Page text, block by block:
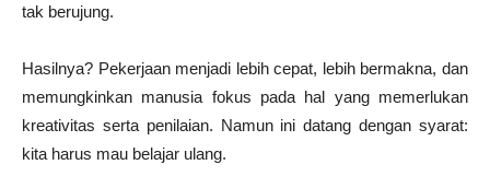
tak berujung.
Hasilnya? Pekerjaan menjadi lebih cepat, lebih bermakna, dan
memungkinkan manusia fokus pada hal yang memerlukan
kreativitas serta penilaian. Namun ini datang dengan syarat:
kita harus mau belajar ulang.